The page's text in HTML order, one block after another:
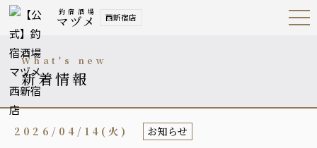
釣宿酒場
マヅメ 西新宿店 Open
Navig
what's new
新着情報
2026/04/14(火) お知らせ